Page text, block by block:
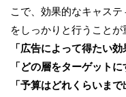
こで、効果的なキャス
をしっかりと行うことが
「広告によって得たい
「どの層をターゲットに
「予算はどれくらいまで